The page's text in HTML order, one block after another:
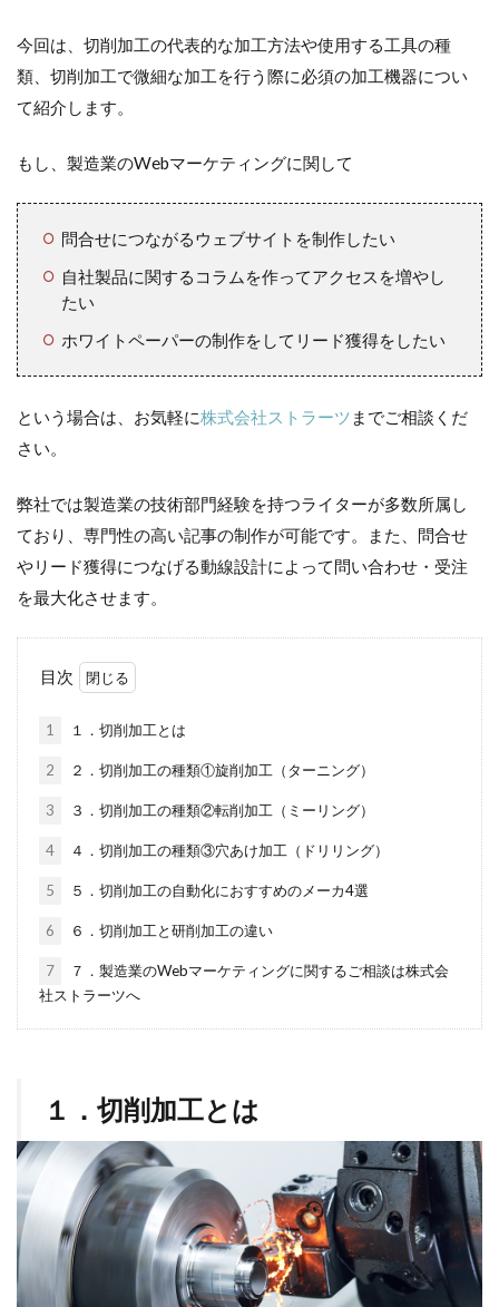
今回は、切削加工の代表的な加工方法や使用する工具の種
類、切削加工で微細な加工を行う際に必須の加工機器につい
て紹介します。
もし、製造業のWebマーケティングに関して
問合せにつながるウェブサイトを制作したい
自社製品に関するコラムを作ってアクセスを増やし
たい
ホワイトペーパーの制作をしてリード獲得をしたい
という場合は、お気軽に株式会社ストラーツ までご相談くだ
さい。
弊社では製造業の技術部門経験を持つライターが多数所属し
ており、専門性の高い記事の制作が可能です。また、問合せ
やリード獲得につなげる動線設計によって問い合わせ・受注
を最大化させます。
目次
1 １．切削加工とは
2 ２．切削加工の種類①旋削加工（ターニング）
3 ３．切削加工の種類②転削加工（ミーリング）
4 ４．切削加工の種類③穴あけ加工（ドリリング）
5 ５．切削加工の自動化におすすめのメーカ4選
6 ６．切削加工と研削加工の違い
7
７．製造業のWebマーケティングに関するご相談は株式会
社ストラーツへ
１．切削加工とは